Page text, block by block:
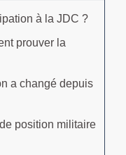
à la JDC ?
prouver la
a changé depuis
position militaire